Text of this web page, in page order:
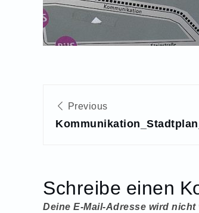
Previous
Schreibe einen
Deine E-Mail-Adresse wird